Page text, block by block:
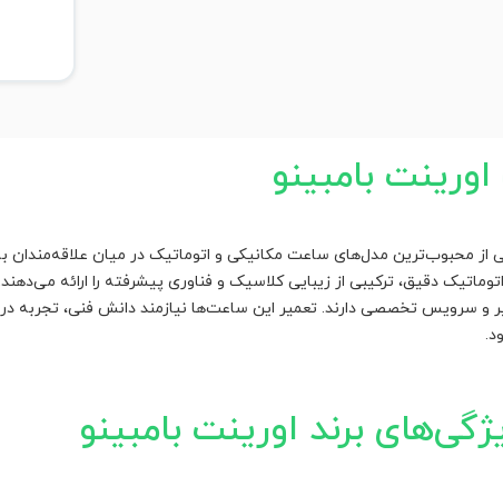
بامبینو
از محبوب‌ترین مدل‌های ساعت مکانیکی و اتوماتیک در میان
دقیق، ترکیبی از زیبایی کلاسیک و فناوری پیشرفته را ارائه
و سرویس تخصصی دارند. تعمیر این ساعت‌ها نیازمند دانش فنی، تجربه
برند اورینت بامبینو